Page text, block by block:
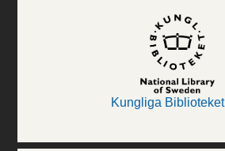
Kungliga Biblioteket